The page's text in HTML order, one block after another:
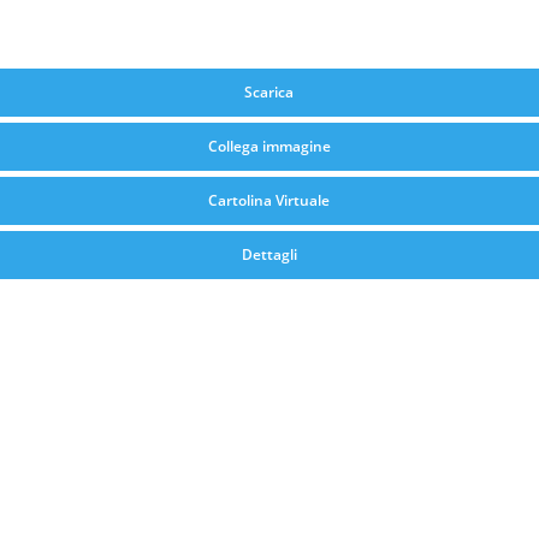
Scarica
Collega immagine
Cartolina Virtuale
Dettagli